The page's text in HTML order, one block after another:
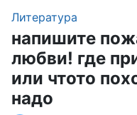
Литература
напишите
любви! где
или чтото
надо